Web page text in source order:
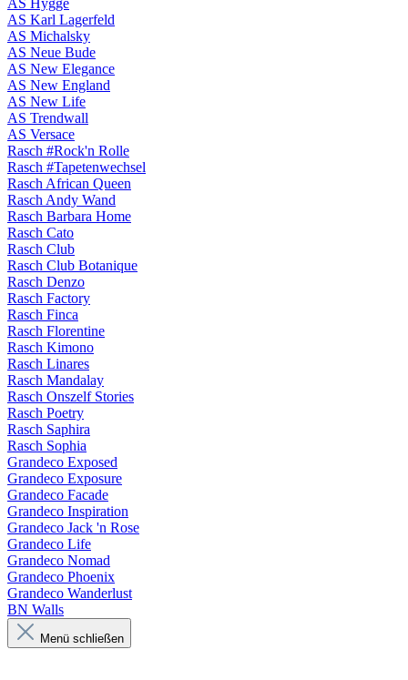
AS Hygge
AS Karl Lagerfeld
AS Michalsky
AS Neue Bude
AS New Elegance
AS New England
AS New Life
AS Trendwall
AS Versace
Rasch #Rock'n Rolle
Rasch #Tapetenwechsel
Rasch African Queen
Rasch Andy Wand
Rasch Barbara Home
Rasch Cato
Rasch Club
Rasch Club Botanique
Rasch Denzo
Rasch Factory
Rasch Finca
Rasch Florentine
Rasch Kimono
Rasch Linares
Rasch Mandalay
Rasch Onszelf Stories
Rasch Poetry
Rasch Saphira
Rasch Sophia
Grandeco Exposed
Grandeco Exposure
Grandeco Facade
Grandeco Inspiration
Grandeco Jack 'n Rose
Grandeco Life
Grandeco Nomad
Grandeco Phoenix
Grandeco Wanderlust
BN Walls
Menü schließen